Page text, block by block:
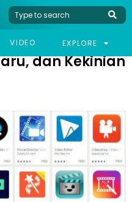
VIDEO EXPLORE
DAN KEKINIAN DI TAHUN 2020
dan Kekinian